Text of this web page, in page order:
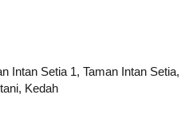
Intan Setia 1, Taman Intan Setia,
Kedah